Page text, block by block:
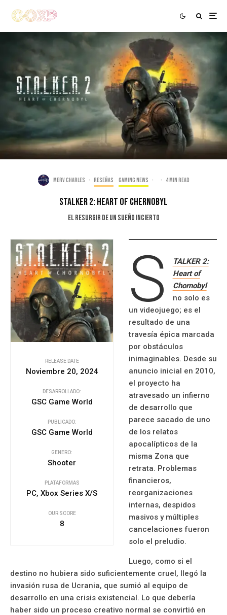
Merv Charles · Reseñas Gaming news · · 4 min read
Stalker 2: Heart of Chernobyl
El resurgir de un sueño incierto
RELEASE DATE
Noviembre 20, 2024
DESARROLLADO:
GSC Game World
PUBLICADO:
GSC Game World
GENERO:
Shooter
PLATAFORMAS
PC, Xbox Series X/S
OUR SCORE
8
S
TALKER 2:
Heart of
Chornobyl
no solo es
un videojuego; es el
resultado de una
travesía épica marcada
por obstáculos
inimaginables. Desde su
anuncio inicial en 2010,
el proyecto ha
atravesado un infierno
de desarrollo que
parece sacado de uno
de los relatos
apocalípticos de la
misma Zona que
retrata. Problemas
financieros,
reorganizaciones
internas, despidos
masivos y múltiples
cancelaciones fueron
solo el preludio.
Luego, como si el
destino no hubiera sido suficientemente cruel, llegó la
invasión rusa de Ucrania, que sumió al equipo de
desarrollo en una crisis existencial. Lo que debería
haber sido un proceso creativo normal se convirtió en